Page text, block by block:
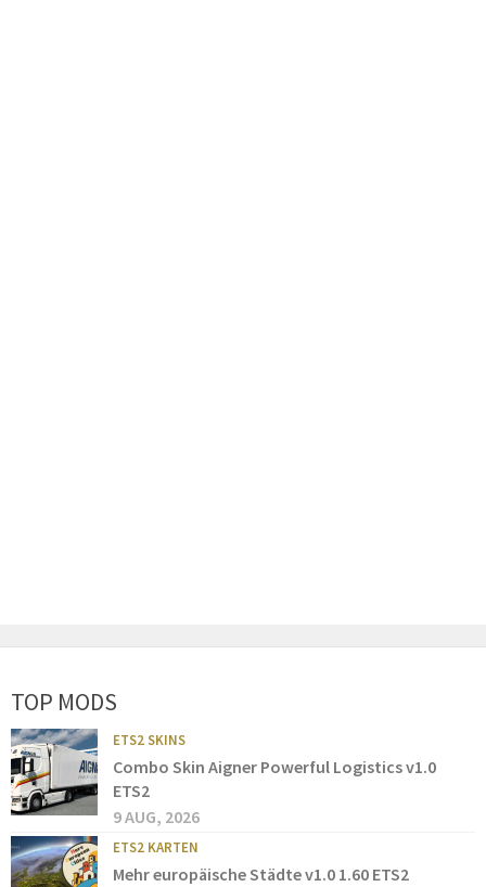
TOP MODS
ETS2 SKINS
Combo Skin Aigner Powerful Logistics v1.0
ETS2
9 AUG, 2026
ETS2 KARTEN
Mehr europäische Städte v1.0 1.60 ETS2